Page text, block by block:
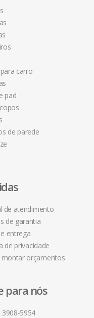
carro
pad
de parede
de atendimento
de garantia
entrega
de privacidade
orçamentos
para nós
3908-5954